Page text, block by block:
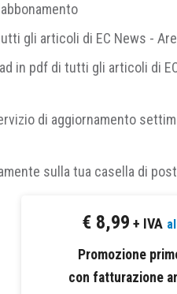
di un efficace
del rischio fiscale
istituito fra Agenzia delle
gli articoli di EC News -
in pdf di tutti gli articoli di
di aggiornamento
sulla tua casella di
€ 8,99 + IVA
Promozione
con fatturazione